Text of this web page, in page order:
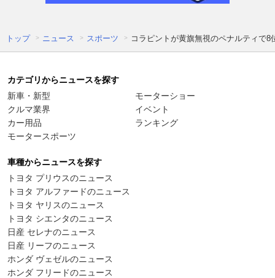
トップ ニュース スポーツ コラピントが黄旗無視のペナルティで
カテゴリからニュースを探す
新車・新型
クルマ業界
カー用品
モータースポーツ
モーターショー
イベント
ランキング
車種からニュースを探す
トヨタ プリウスのニュース
トヨタ アルファードのニュース
トヨタ ヤリスのニュース
トヨタ シエンタのニュース
日産 セレナのニュース
日産 リーフのニュース
ホンダ ヴェゼルのニュース
ホンダ フリードのニュース